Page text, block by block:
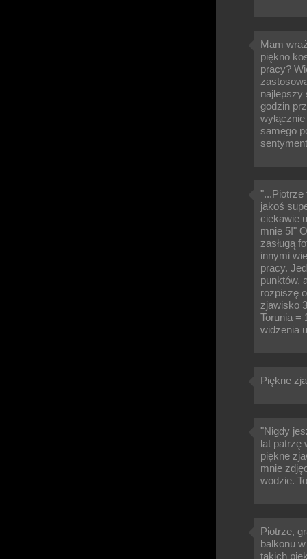
Mam
piękno
pracy?
najlepszy
godzin
samego
"...Piotrze
jakoś
ciekawie
mnie 5!"
zasługą
innymi
pracy.
punktów,
rozpiszę
zjawisko
Torunia =
widzenia
Piękne
"Nigdy
lat patrzę
piękne
mnie
wodzie.
Piotrze,
balkonu
takich